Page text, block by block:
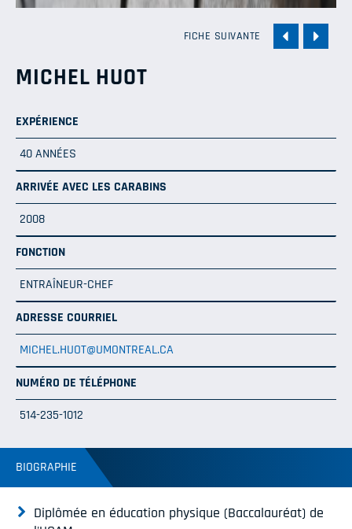
FICHE SUIVANTE
MICHEL HUOT
EXPÉRIENCE
40 ANNÉES
ARRIVÉE AVEC LES CARABINS
2008
FONCTION
ENTRAÎNEUR-CHEF
ADRESSE COURRIEL
MICHEL.HUOT@UMONTREAL.CA
NUMÉRO DE TÉLÉPHONE
514-235-1012
BIOGRAPHIE
Diplômée en éducation physique (Baccalauréat) de